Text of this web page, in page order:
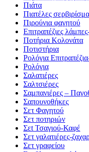
Πιάτα
Πιατέλες
Πιρούνια φαγητού
Επιτραπέζιες
Ποτήρια Κολονάτα
Ποτιστήρια
Ρολόγια
Ρολόγια
Σαλατιέρες
Σαλτσιέρες
Σαμπανιέρες –
Σαπουνοθήκες
Σετ Φαγητού
Σετ ποτηριών
Σεt Τσαγιού-Καφέ
Σετ γαλατιέρες-
Σετ γραφείου